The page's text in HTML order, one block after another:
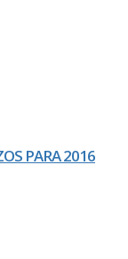
PARA 2016